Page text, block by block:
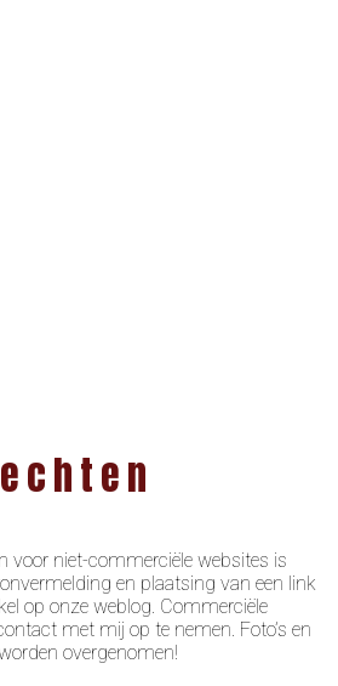
voor niet-commerciële websites is
en plaatsing van een link
op onze weblog. Commerciële
met mij op te nemen. Foto’s en
overgenomen!